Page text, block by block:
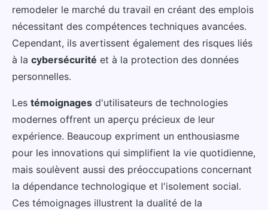
remodeler le marché du travail en créant des emplois
nécessitant des compétences techniques avancées.
Cependant, ils avertissent également des risques liés
à la cybersécurité et à la protection des données
personnelles.
Les témoignages d'utilisateurs de technologies
modernes offrent un aperçu précieux de leur
expérience. Beaucoup expriment un enthousiasme
pour les innovations qui simplifient la vie quotidienne,
mais soulèvent aussi des préoccupations concernant
la dépendance technologique et l'isolement social.
Ces témoignages illustrent la dualité de la